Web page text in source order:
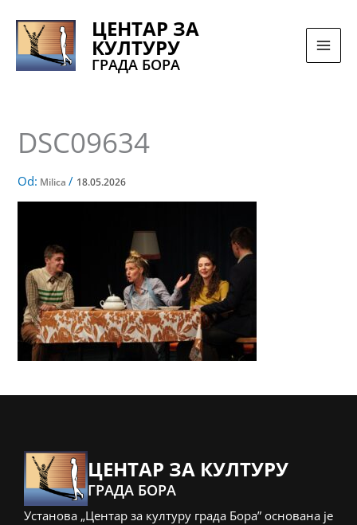
sadržaj
ЦЕНТАР ЗА
КУЛТУРУ
ГРАДА БОРА
DSC09634
Od: Milica/ 18.05.2026
ЦЕНТАР ЗА КУЛТУРУ
ГРАДА БОРА
Установа „Центар за културу града Бора” основана је